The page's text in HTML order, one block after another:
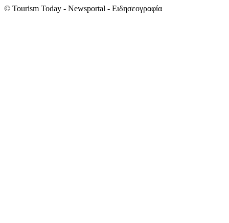
© Tourism Today - Newsportal - Ειδησεογραφία